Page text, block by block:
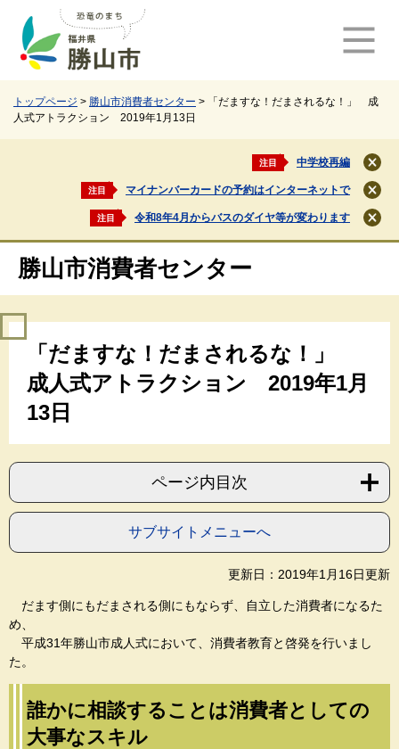
トップページ > 勝山市消費者センター >
「だますな！だまされるな！」 成
人式アトラクション 2019年1月13日
注目 中学校再編
閉
じ
る
注目 マイナンバーカードの予約はインターネットで
閉
じ
る
注目 令和8年4月からバスのダイヤ等が変わります
閉
じ
勝山市消費者センター
「だますな！だまされるな！」
成人式アトラクション 2019年1月
13日
ページ内目次
サブサイトメニューへ
更新日：2019年1月16日更新
だます側にもだまされる側にもならず、自立した消費者になるた
め、
平成31年勝山市成人式において、消費者教育と啓発を行いまし
た。
誰かに相談することは消費者としての
大事なスキル